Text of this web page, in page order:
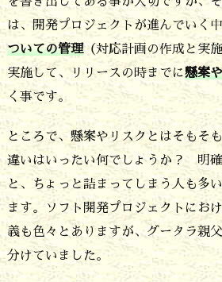
管
理
と
ベ
ー
ス
ラ
イ
ン
管
は、開発プロジェクトが進んでいく中
ついての管理（対応計画の作成と実
実施して、リリースの時までに懸案
く事です。
ところで、懸案やリスクとはそもそ
違いはいったい何でしょうか？ 明
と、ちょっと詰まってしまう人も多
ます。ソフト開発プロジェクトにお
義も色々とありますが、グータラ親
分けていました。